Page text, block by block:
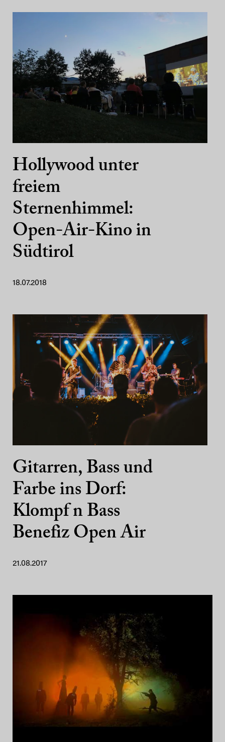
Hollywood unter
freiem
Sternenhimmel:
Open-Air-Kino in
Südtirol
18.07.2018
Gitarren, Bass und
Farbe ins Dorf:
Klompf n Bass
Benefiz Open Air
21.08.2017